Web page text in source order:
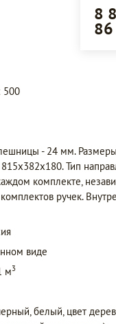
8
86
500
- 24 мм.
Тип
комплекте,
ручек.
виде
м3
белый, цвет